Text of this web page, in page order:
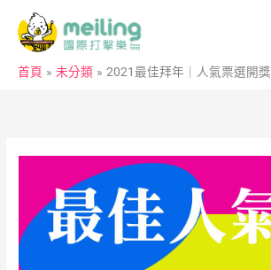
首頁 未分類 2021最佳拜年｜人氣票選開獎